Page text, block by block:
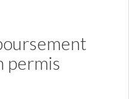
permis